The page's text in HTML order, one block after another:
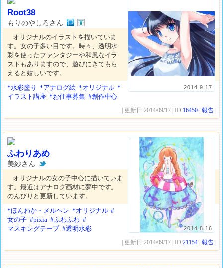
2014.9.17
Root38
もりのやしろさん
オリジナルのイラストを描いていま
す。女の子多い目です。時々、透明水
彩を使ったファンタジーや和風なイラ
ストもありますので、遊びにきてもら
えると嬉しいです。
*水彩塗り
*アナログ絵 *オリジナル *
イラスト講座 *お仕事募集 #創作中心
| 更新日:2014/09/17 | ID:16450 |報告
2014.8.16
ふわりあめ
美紗さん
オリジナルの女の子中心に描いていま
す。最近はアナログ画材に夢中です。
のんびりと更新しています。
*ほんわか・メルヘン *オリジナル #
女の子 #pixia #ふわふわ #
マスキングテープ #透明水彩
| 更新日:2014/09/17 | ID:21154 |報告